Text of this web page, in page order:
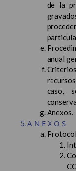
de la
anual
caso,
Anexos.
ANEXOS